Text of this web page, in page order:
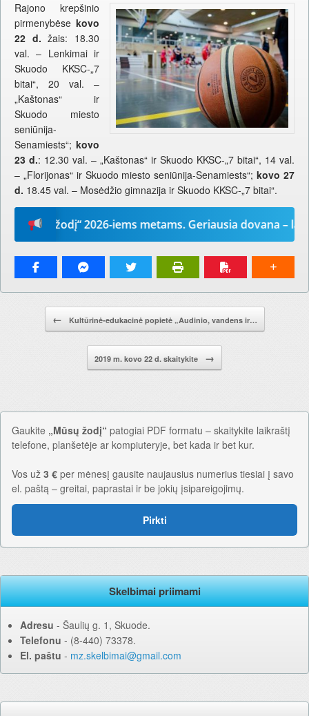
Rajono krepšinio
pirmenybėse kovo
22 d. žais: 18.30
val. – Lenkimai ir
Skuodo KKSC-„7
bitai“, 20 val. –
„Kaštonas“ ir
Skuodo miesto
seniūnija-
Senamiests“; kovo
23 d.: 12.30 val. – „Kaštonas“ ir Skuodo KKSC-„7 bitai“, 14 val.
– „Florijonas“ ir Skuodo miesto seniūnija-Senamiests“;kovo 27
d. 18.45 val. – Mosėdžio gimnazija ir Skuodo KKSC-„7 bitai“.
žodį“ 2026-iems metams. Geriausia dovana –
Pranešimo navigacija.
← Kultūrinė-edukacinė popietė „Audinio, vandens ir…
2019 m. kovo 22 d. skaitykite →
Gaukite „Mūsų žodį“ patogiai PDF formatu – skaitykite laikraštį
telefone, planšetėje ar kompiuteryje, bet kada ir bet kur.
Vos už 3 € per mėnesį gausite naujausius numerius tiesiai į savo
el. paštą – greitai, paprastai ir be jokių įsipareigojimų.
Pirkti
Skelbimai priimami
Adresu ‐ Šaulių g. 1, Skuode.
Telefonu ‐ (8-440) 73378.
El. paštu ‐ mz.skelbimai@gmail.com